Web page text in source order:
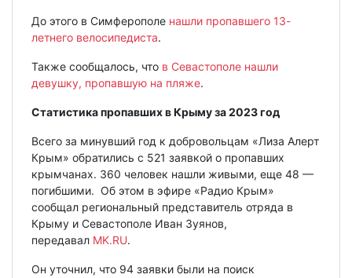
До этого в Симферополе нашли пропавшего 13-
летнего велосипедиста.
Также сообщалось, что в Севастополе нашли
девушку, пропавшую на пляже.
Статистика пропавших в Крыму за 2023 год
Всего за минувший год к добровольцам «Лиза Алерт
Крым» обратились с 521 заявкой о пропавших
крымчанах. 360 человек нашли живыми, еще 48 —
погибшими. Об этом в эфире «Радио Крым»
сообщал региональный представитель отряда в
Крыму и Севастополе Иван Зуянов,
передавал MK.RU.
Он уточнил, что 94 заявки были на поиск